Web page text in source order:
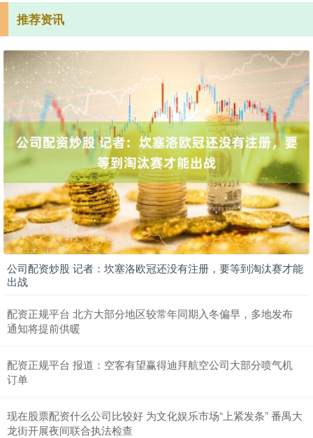
推荐资讯
公司配资炒股 记者：坎塞洛欧冠还没有注册，要等到淘汰赛才能
出战
配资正规平台 北方大部分地区较常年同期入冬偏早，多地发布
通知将提前供暖
配资正规平台 报道：空客有望赢得迪拜航空公司大部分喷气机
订单
现在股票配资什么公司比较好 为文化娱乐市场“上紧发条” 番禺大
龙街开展夜间联合执法检查